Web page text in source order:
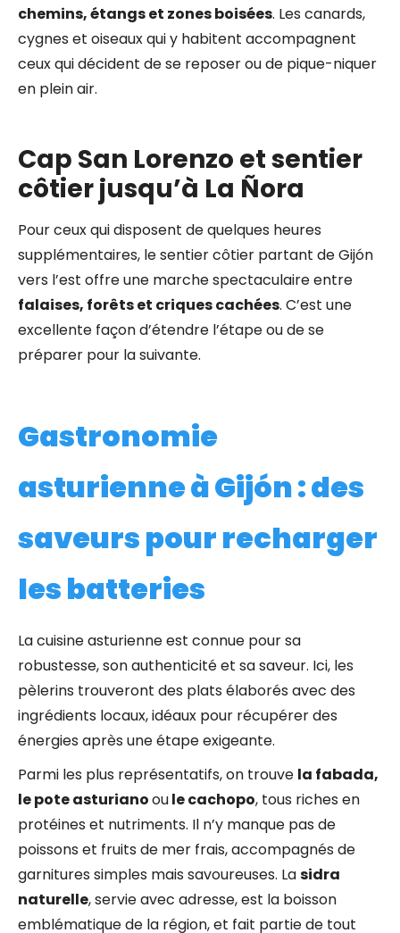
chemins, étangs et zones boisées. Les canards,
cygnes et oiseaux qui y habitent accompagnent
ceux qui décident de se reposer ou de pique-niquer
en plein air.
Cap San Lorenzo et sentier
côtier jusqu’à La Ñora
Pour ceux qui disposent de quelques heures
supplémentaires, le sentier côtier partant de Gijón
vers l’est offre une marche spectaculaire entre
falaises, forêts et criques cachées. C’est une
excellente façon d’étendre l’étape ou de se
préparer pour la suivante.
Gastronomie
asturienne à Gijón : des
saveurs pour recharger
les batteries
La cuisine asturienne est connue pour sa
robustesse, son authenticité et sa saveur. Ici, les
pèlerins trouveront des plats élaborés avec des
ingrédients locaux, idéaux pour récupérer des
énergies après une étape exigeante.
Parmi les plus représentatifs, on trouve la fabada,
le pote asturianooule cachopo, tous riches en
protéines et nutriments. Il n’y manque pas de
poissons et fruits de mer frais, accompagnés de
garnitures simples mais savoureuses. Lasidra
naturelle, servie avec adresse, est la boisson
emblématique de la région, et fait partie de tout